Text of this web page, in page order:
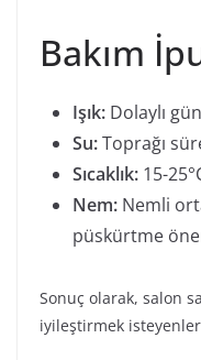
Bakım
Işık: Dolaylı
Su:Toprağı
Sıcaklık: 15-
Nem: Nemli
püskürtme
Sonuç olarak, salon
iyileştirmek